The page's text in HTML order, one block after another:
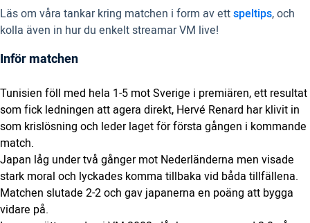
Läs om våra tankar kring matchen i form av ettspeltips, och
kolla även in hur du enkelt streamar VM live!
Inför matchen
Tunisien föll med hela 1-5 mot Sverige i premiären, ett resultat
som fick ledningen att agera direkt, Hervé Renard har klivit in
som krislösning och leder laget för första gången i kommande
match.
Japan låg under två gånger mot Nederländerna men visade
stark moral och lyckades komma tillbaka vid båda tillfällena.
Matchen slutade 2-2 och gav japanerna en poäng att bygga
vidare på.